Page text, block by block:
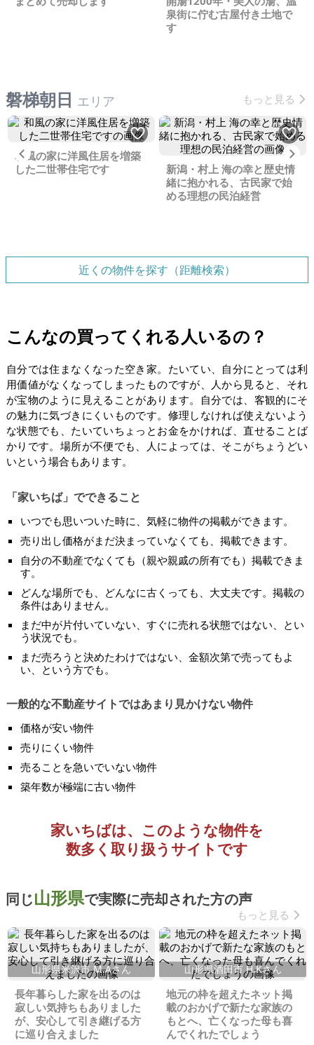
泉街に佇む古屋付き土地で
す
磐梯朝日 エリア もっと見る
Previous
和風の家に洋風住居を増築
した二世帯住宅です
新潟・村上 海の幸と歴史情
緒に抱かれる、古民家で始
める理想の民泊経営
近くの物件を探す（距離検索）
こんなの買ってくれる人いるの？
自分では住まなくなった空き家。たいてい、自分にとっては利
用価値がなくなってしまったものですが、人から見ると、それ
が宝物のように見えることがあります。自分では、客観的にそ
の魅力に気づきにくいものです。修理しなければ使えないよう
な状態でも、たいていちょっとお金をかければ、直せることば
かりです。場所が不便でも、人によっては、そこがちょうどい
いという場合もあります。
「家いちば」でできること
いつでも思いついた時に、気軽に物件の掲載ができます。
売り出し価格がまだ決まっていなくても、掲載できます。
自分の不動産でなくても（親や親戚の所有でも）掲載できま
す。
どんな場所でも、どんなに古くっても、大丈夫です。掲載の
条件はありません。
まだ中が片付いていない、すぐに売れる状態ではない、とい
う状況でも。
まだ売ろうと決めたわけではない、金額次第で売ってもよ
い、という方でも。
一般的な不動産サイトではあまり見かけない物件
価格が安い物件
売りにくい物件
売ることを急いでいない物件
築年数が極端に古い物件
家いちばは、このような物件を
数多く取り扱うサイトです
同じ山形県で実際に売却された方の声
もっと見る
山形県米沢市 M.Aさん
長年暮らした家を出るのは
寂しい気持ちもありました
が、安心して引き継げる方
に巡り合えました
山形県酒田市 H.Kさん
地元の枠を超えたネット掲
載のおかげで新たな家族の
もとへ、亡くなった母も喜
んでくれたでしょう